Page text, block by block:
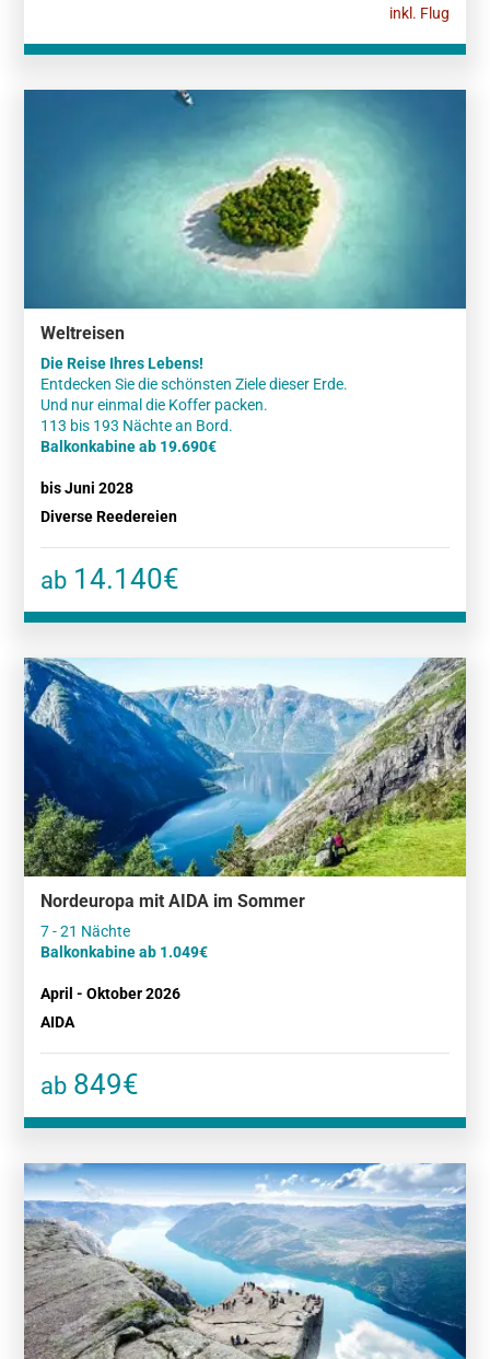
inkl. Flug
Weltreisen
Die Reise Ihres Lebens!
Entdecken Sie die schönsten Ziele dieser Erde.
Und nur einmal die Koffer packen.
Balkonkabine ab 19.690€
bis Juni 2028
Diverse Reedereien
ab 14.140€
Nordeuropa mit AIDA im Sommer
Balkonkabine ab 1.049€
April - Oktober 2026
AIDA
ab 849€